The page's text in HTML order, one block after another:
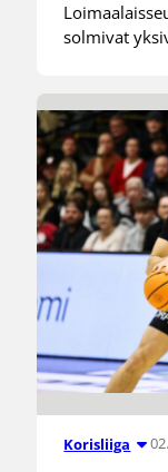
solmivat
Korisliiga